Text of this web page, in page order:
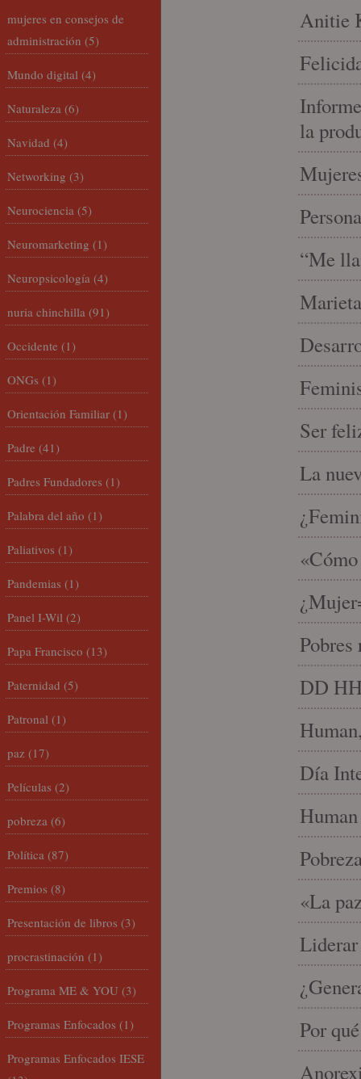
Anitie
la
“Me
Ser
La
DD
Día
«La
Liderar
Por
mujeres en consejos de
administración (5)
Mundo digital (4)
Naturaleza (6)
Navidad (4)
Networking (3)
Neurociencia (5)
Neuromarketing (1)
Neuropsicología (4)
nuria chinchilla (91)
Occidente (1)
ONGs (1)
Orientación Familiar (1)
Padre (41)
Padres Fundadores (1)
Palabra del año (1)
Paliativos (1)
Pandemias (1)
Panel I-Wil (2)
Papa Francisco (13)
Paternidad (5)
Patronal (1)
paz (17)
Películas (2)
pobreza (6)
Política (87)
Premios (8)
Presentación de libros (3)
procrastinación (1)
Programa ME & YOU (3)
Programas Enfocados (1)
Programas Enfocados IESE